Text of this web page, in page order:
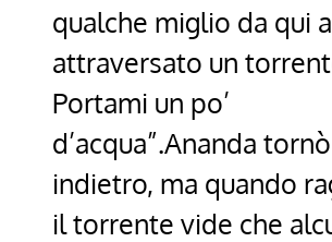
qualche miglio da qui
attraversato un
Portami un po’
d’acqua”.Ananda tornò
indietro, ma quando
il torrente vide che